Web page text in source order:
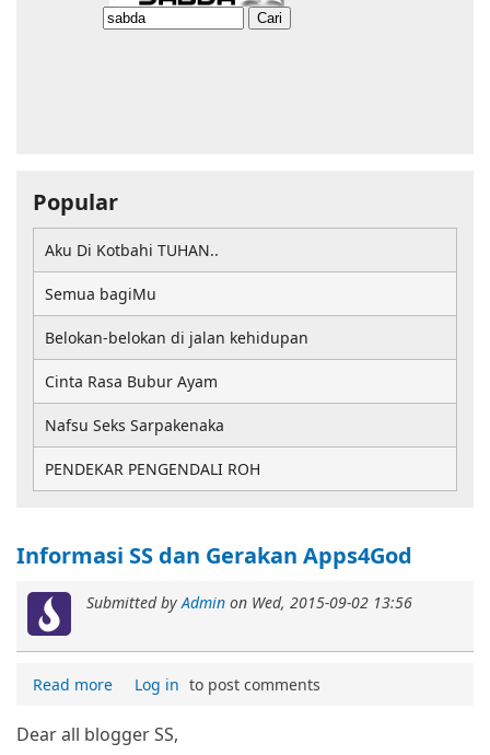
Informasi SS dan Gerakan Apps4God
Submitted by Admin on Wed, 2015-09-02 13:56
Read more Log in to post comments
Dear all blogger SS,
Popular
Aku Di Kotbahi TUHAN..
Semua bagiMu
Belokan-belokan di jalan kehidupan
Cinta Rasa Bubur Ayam
Nafsu Seks Sarpakenaka
PENDEKAR PENGENDALI ROH